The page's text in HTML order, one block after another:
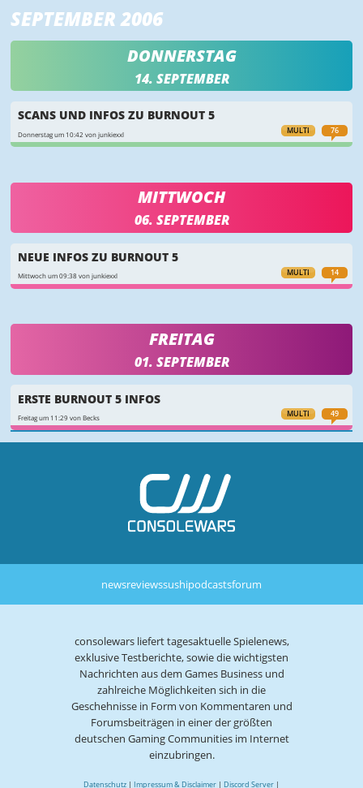
SEPTEMBER 2006
DONNERSTAG
14. SEPTEMBER
MULTI 76
SCANS UND INFOS ZU BURNOUT 5
Donnerstag um 10:42 von junkiexxl
MITTWOCH
06. SEPTEMBER
MULTI 14
NEUE INFOS ZU BURNOUT 5
Mittwoch um 09:38 von junkiexxl
FREITAG
01. SEPTEMBER
MULTI 49
ERSTE BURNOUT 5 INFOS
Freitag um 11:29 von Becks
newsreviewssushipodcastsforum
consolewars liefert tagesaktuelle Spielenews,
exklusive Testberichte, sowie die wichtigsten
Nachrichten aus dem Games Business und
zahlreiche Möglichkeiten sich in die
Geschehnisse in Form von Kommentaren und
Forumsbeiträgen in einer der größten
deutschen Gaming Communities im Internet
einzubringen.
Datenschutz | Impressum & Disclaimer | Discord Server |